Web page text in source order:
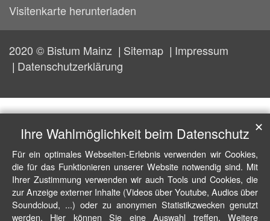
Visitenkarte herunterladen
2020 © Bistum Mainz Sitemap
Impressum
Datenschutzerklärung
Ihre Wahlmöglichkeit beim Datenschutz
Für ein optimales Webseiten-Erlebnis verwenden wir Cookies,
die für das Funktionieren unserer Website notwendig sind. Mit
Ihrer Zustimmung verwenden wir auch Tools und Cookies, die
zur Anzeige externer Inhalte (Videos über Youtube, Audios über
Soundcloud, ...) oder zu anonymen Statistikzwecken genutzt
werden. Hier können Sie eine Auswahl treffen. Weitere
✕